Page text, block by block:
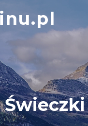
Świeczki